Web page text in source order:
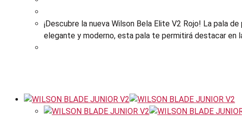
¡Descubre la nueva Wilson Bela Elite V2 Rojo! La pala
elegante y moderno, esta pala te permitirá destacar en